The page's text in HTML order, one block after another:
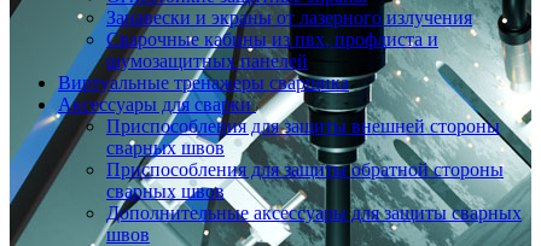
Занавески и экраны от лазерного излучения
Сварочные кабины из пвх, профлиста и
шумозащитных панелей
Виртуальные тренажеры сварщика
Аксессуары для сварки
Приспособления для защиты внешней стороны
сварных швов
Приспособления для защиты обратной стороны
сварных швов
Дополнительные аксессуары для защиты сварных
швов